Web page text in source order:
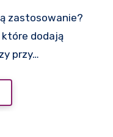
które dodają
przy…